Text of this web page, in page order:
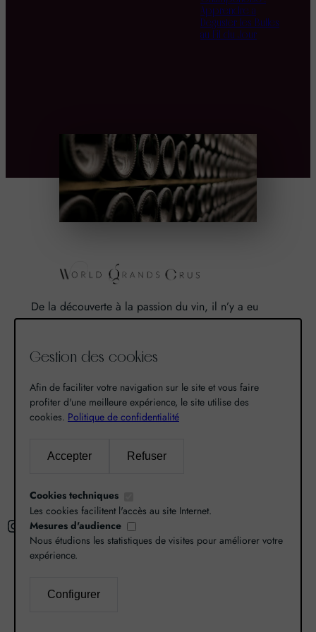
Apprendre à
Déguster les Bulles
au Fil du Jour
De la découverte à la passion du vin, il n’y a eu
qu’un pas. Un pas que nous avons franchi en faisant
là est né World Grands Crus avec pour mission de
nos terroirs.
Recherche
c
Instagram X
L’abus d’alcool est dangereux pour la santé,
Gestion des cookies
Afin de faciliter votre navigation sur le site et vous faire
profiter d'une meilleure expérience, le site utilise des
cookies. Politique de confidentialité
Accepter Refuser
Cookies techniques
Les cookies facilitent l'accès au site Internet.
Mesures d'audience
Nous étudions les statistiques de visites pour améliorer votre
expérience.
Configurer